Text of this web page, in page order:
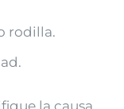
rodilla.
la causa